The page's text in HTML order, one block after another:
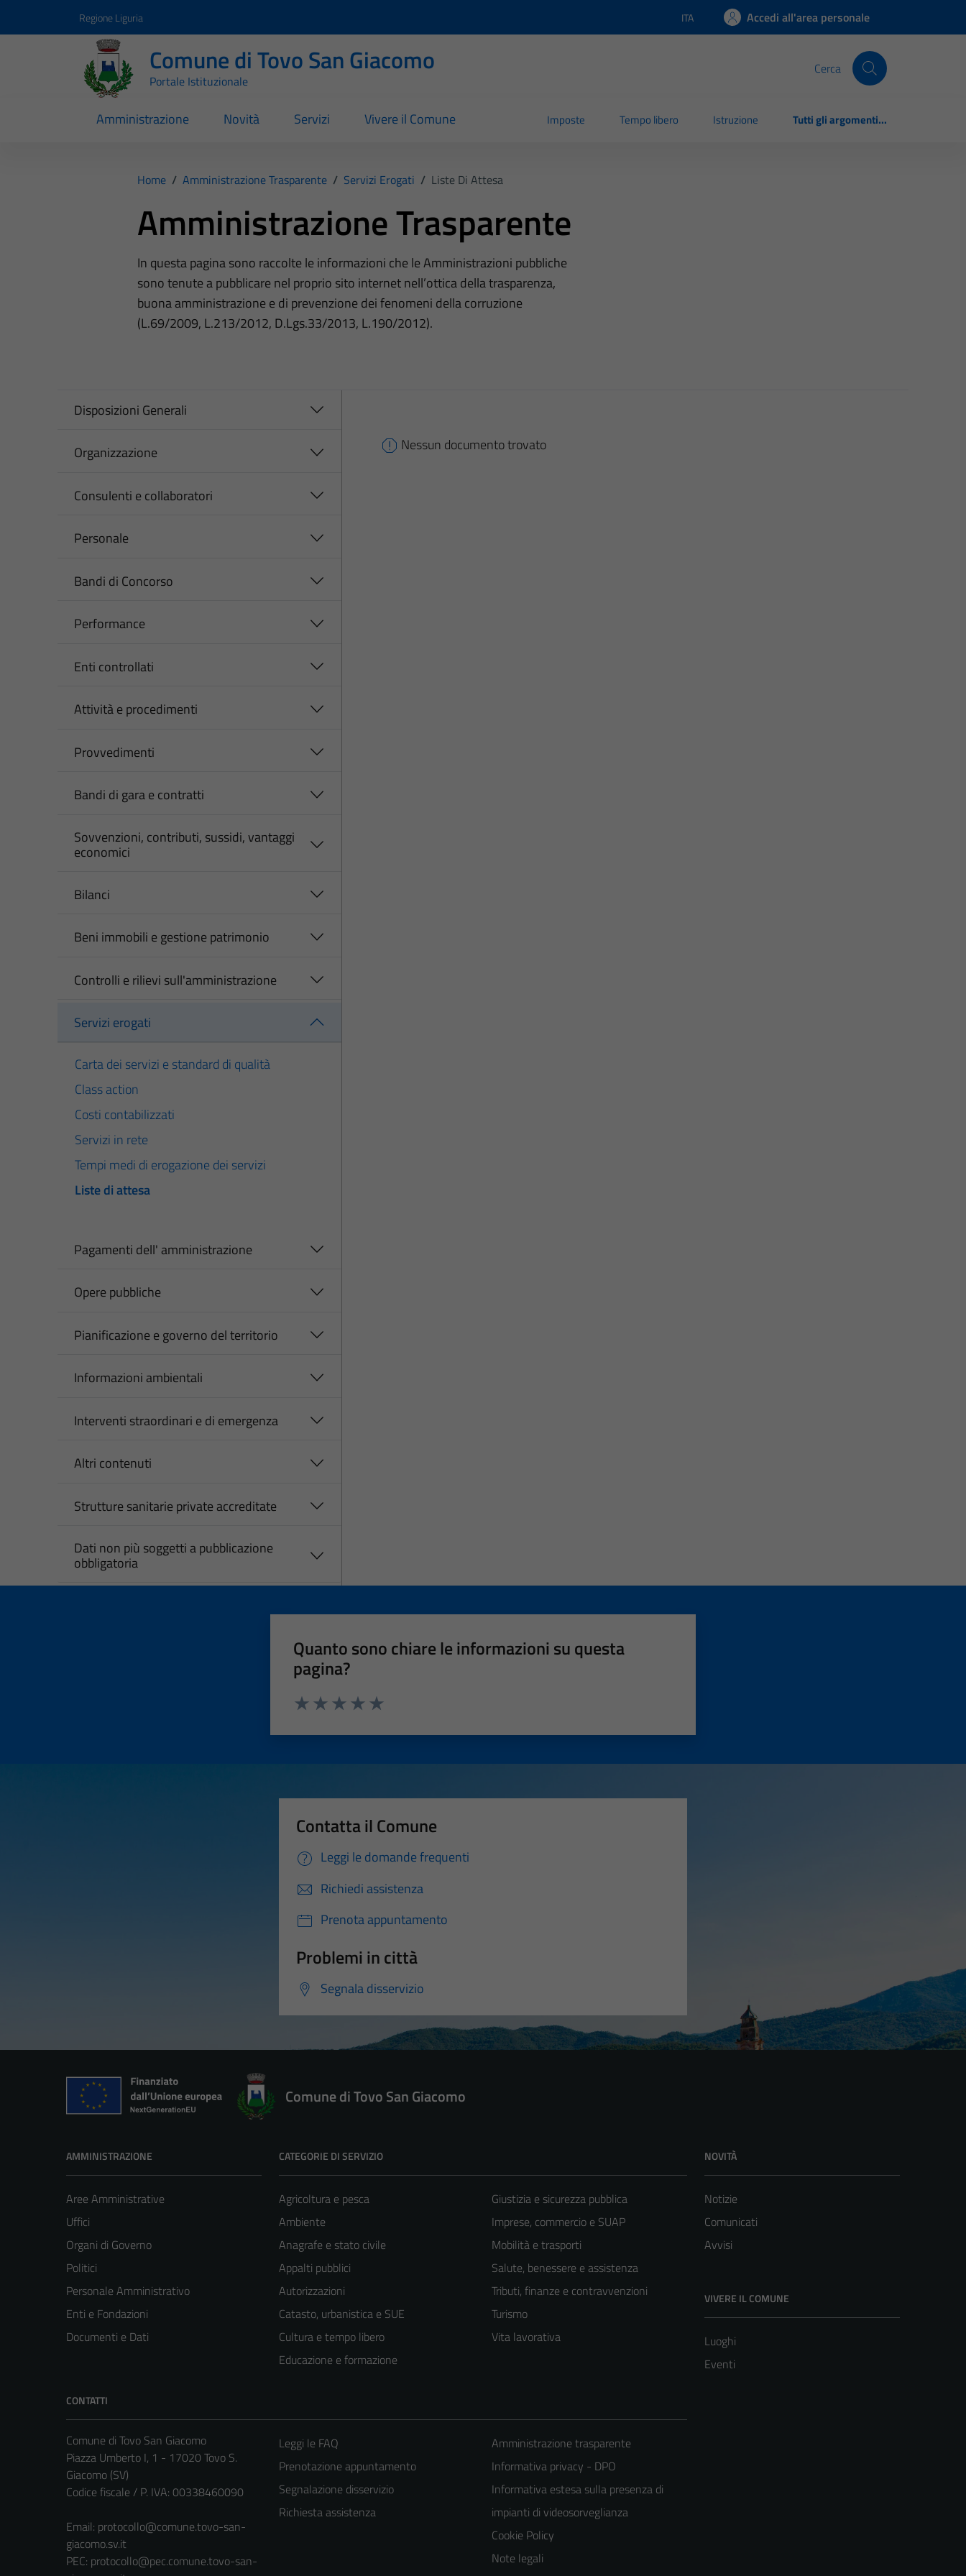
Regione Liguria Lingua attiva:
ITA Accedi all'area personale
Comune di Tovo San Giacomo
Portale Istituzionale
Cerca
Amministrazione Novità Servizi Vivere il Comune Imposte Tempo libero Istruzione Tutti gli argomenti...
Home / Amministrazione Trasparente / Servizi Erogati / Liste Di Attesa
Amministrazione Trasparente
In questa pagina sono raccolte le informazioni che le Amministrazioni pubbliche
sono tenute a pubblicare nel proprio sito internet nell’ottica della trasparenza,
buona amministrazione e di prevenzione dei fenomeni della corruzione
(L.69/2009, L.213/2012, D.Lgs.33/2013, L.190/2012).
Disposizioni Generali
Organizzazione
Consulenti e collaboratori
Personale
Bandi di Concorso
Performance
Enti controllati
Attività e procedimenti
Provvedimenti
Bandi di gara e contratti
Sovvenzioni, contributi, sussidi, vantaggi
economici
Bilanci
Beni immobili e gestione patrimonio
Controlli e rilievi sull'amministrazione
Servizi erogati
Carta dei servizi e standard di qualità
Class action
Costi contabilizzati
Servizi in rete
Tempi medi di erogazione dei servizi
Liste di attesa
Pagamenti dell' amministrazione
Opere pubbliche
Pianificazione e governo del territorio
Informazioni ambientali
Interventi straordinari e di emergenza
Altri contenuti
Strutture sanitarie private accreditate
Dati non più soggetti a pubblicazione
obbligatoria
Nessun documento trovato
Quanto sono chiare le informazioni su questa
pagina?
Contatta il Comune
Leggi le domande frequenti
Richiedi assistenza
Prenota appuntamento
Problemi in città
Segnala disservizio
Comune di Tovo San Giacomo
AMMINISTRAZIONE
Aree Amministrative
Uffici
Organi di Governo
Politici
Personale Amministrativo
Enti e Fondazioni
Documenti e Dati
CATEGORIE DI SERVIZIO
Agricoltura e pesca
Ambiente
Anagrafe e stato civile
Appalti pubblici
Autorizzazioni
Catasto, urbanistica e SUE
Cultura e tempo libero
Educazione e formazione
Giustizia e sicurezza pubblica
Imprese, commercio e SUAP
Mobilità e trasporti
Salute, benessere e assistenza
Tributi, finanze e contravvenzioni
Turismo
Vita lavorativa
NOVITÀ
Notizie
Comunicati
Avvisi
VIVERE IL COMUNE
Luoghi
Eventi
CONTATTI
Comune di Tovo San Giacomo
Piazza Umberto I, 1 - 17020 Tovo S.
Giacomo (SV)
Codice fiscale / P. IVA: 00338460090
Email: protocollo@comune.tovo-san-
giacomo.sv.it
PEC: protocollo@pec.comune.tovo-san-
Leggi le FAQ
Prenotazione appuntamento
Segnalazione disservizio
Richiesta assistenza
Amministrazione trasparente
Informativa privacy - DPO
Informativa estesa sulla presenza di
impianti di videosorveglianza
Cookie Policy
Note legali
Tecnici
Questi cookie
sono necessari
per il